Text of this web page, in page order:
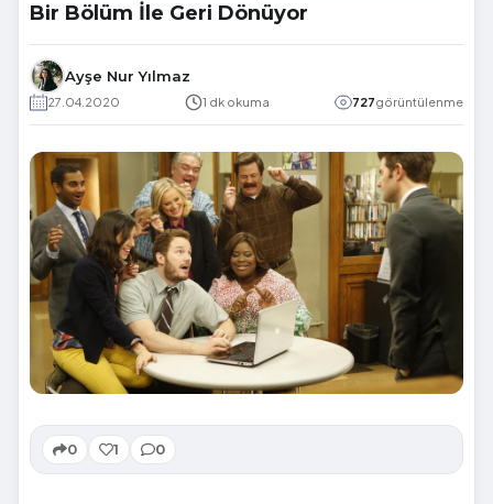
Bir Bölüm İle Geri Dönüyor
Ayşe Nur Yılmaz
27.04.2020 1 dk okuma 727görüntülenme
0 1 0